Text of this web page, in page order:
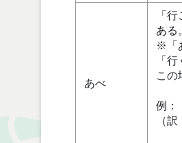
あべ
「
ある
※「
「
この
例：
（